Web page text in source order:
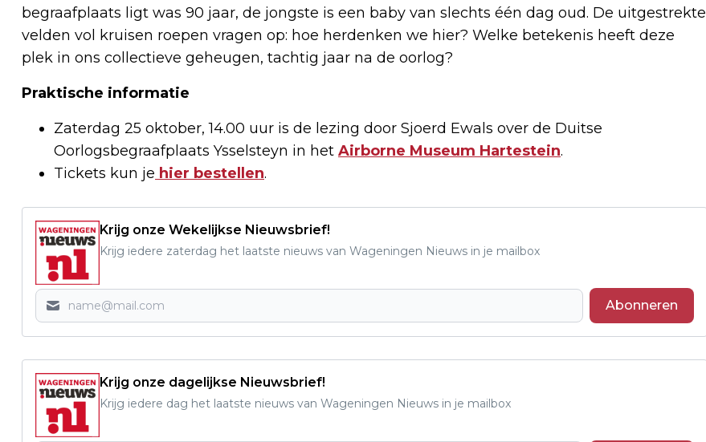
begraafplaats ligt was 90 jaar, de jongste is een baby van slechts één dag oud. De uitgestrekte
velden vol kruisen roepen vragen op: hoe herdenken we hier? Welke betekenis heeft deze
plek in ons collectieve geheugen, tachtig jaar na de oorlog?
Praktische informatie
Zaterdag 25 oktober, 14.00 uur is de lezing door Sjoerd Ewals over de Duitse
Oorlogsbegraafplaats Ysselsteyn in het Airborne Museum Hartestein.
Tickets kun je hier bestellen.
Krijg onze Wekelijkse Nieuwsbrief!
Krijg iedere zaterdag het laatste nieuws van Wageningen Nieuws in je mailbox
Abonneren
Krijg onze dagelijkse Nieuwsbrief!
Krijg iedere dag het laatste nieuws van Wageningen Nieuws in je mailbox